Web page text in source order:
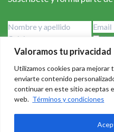
Valoramos tu privacidad
Utilizamos cookies para mejorar
enviarte contenido
continuar en este sitio aceptas
web. Términos y condiciones
He
condiciones
Stevia Life 2023-2024 -
Política de